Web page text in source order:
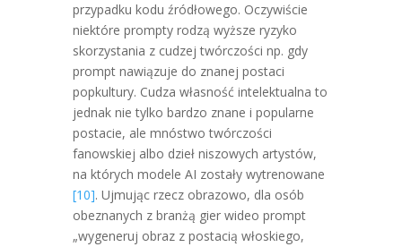
przypadku kodu źródłowego. Oczywiście
niektóre prompty rodzą wyższe ryzyko
skorzystania z cudzej twórczości np. gdy
prompt nawiązuje do znanej postaci
popkultury. Cudza własność intelektualna to
jednak nie tylko bardzo znane i popularne
postacie, ale mnóstwo twórczości
fanowskiej albo dzieł niszowych artystów,
na których modele AI zostały wytrenowane
[10]. Ujmując rzecz obrazowo, dla osób
obeznanych z branżą gier wideo prompt
„wygeneruj obraz z postacią włoskiego,